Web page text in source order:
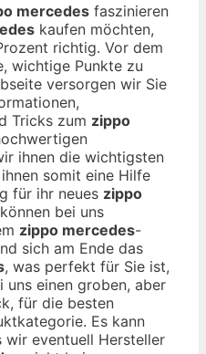
mercedes faszinieren
kaufen möchten,
richtig. Vor dem
wichtige Punkte zu
versorgen wir Sie
Tricks zum zippo
ihnen die wichtigsten
somit eine Hilfe
für ihr neues zippo
bei uns
zippo mercedes-
sich am Ende das
, was perfekt für Sie ist,
uns einen groben, aber
für die besten
Es kann
wir eventuell Hersteller